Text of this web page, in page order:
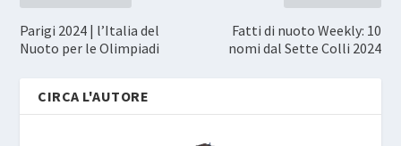
Parigi 2024 | l’Italia del
Nuoto per le Olimpiadi
Fatti di nuoto Weekly: 10
nomi dal Sette Colli 2024
CIRCA L'AUTORE